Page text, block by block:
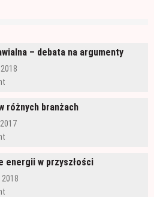
– debata na argumenty
różnych branżach
energii w przyszłości